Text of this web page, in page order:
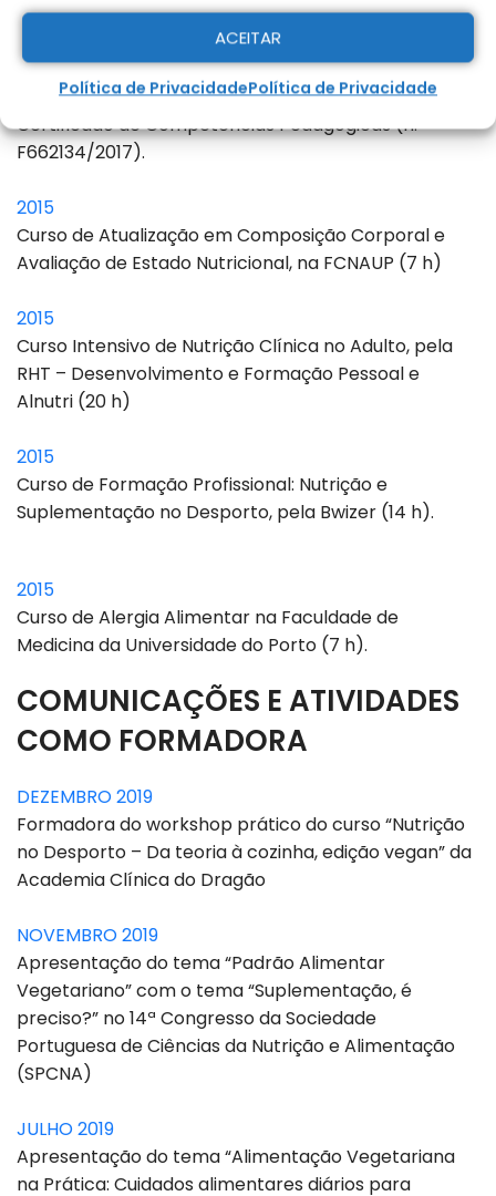
ACEITAR
Política de PrivacidadePolítica de Privacidade
FORMAÇÃO COMPLEMENTAR
Certificado de Competências Pedagógicas (n.º
F662134/2017).
2015
Curso de Atualização em Composição Corporal e
Avaliação de Estado Nutricional, na FCNAUP (7 h)
2015
Curso Intensivo de Nutrição Clínica no Adulto, pela
RHT – Desenvolvimento e Formação Pessoal e
Alnutri (20 h)
2015
Curso de Formação Profissional: Nutrição e
Suplementação no Desporto, pela Bwizer (14 h).
2015
Curso de Alergia Alimentar na Faculdade de
Medicina da Universidade do Porto (7 h).
COMUNICAÇÕES E ATIVIDADES
COMO FORMADORA
DEZEMBRO 2019
Formadora do workshop prático do curso “Nutrição
no Desporto – Da teoria à cozinha, edição vegan” da
Academia Clínica do Dragão
NOVEMBRO 2019
Apresentação do tema “Padrão Alimentar
Vegetariano” com o tema “Suplementação, é
preciso?” no 14ª Congresso da Sociedade
Portuguesa de Ciências da Nutrição e Alimentação
(SPCNA)
JULHO 2019
Apresentação do tema “Alimentação Vegetariana
na Prática: Cuidados alimentares diários para